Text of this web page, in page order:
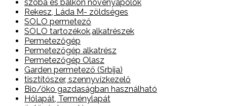
szoba és balkon növényápolók
Rekesz, Láda M- zöldséges
SOLO permetező
SOLO tartozékok,alkatrészek
Permetezőgép
Permetezőgép alkatrész
Permetezőgép Olasz
Garden permetező (Srbija)
tisztítószer, szennyvízkezelő
Bio/öko gazdaságban használható
Hólapát, Terménylapát